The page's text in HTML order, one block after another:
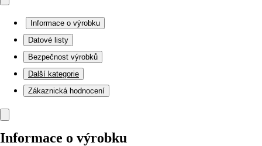
Informace o výrobku
Datové listy
Bezpečnost výrobků
Další kategorie
Zákaznická hodnocení
Informace o výrobku